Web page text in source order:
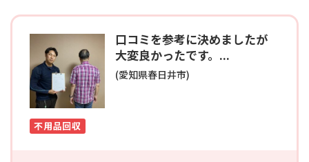
口コミを参考に決めましたが
大変良かったです。...
(愛知県春日井市)
不用品回収